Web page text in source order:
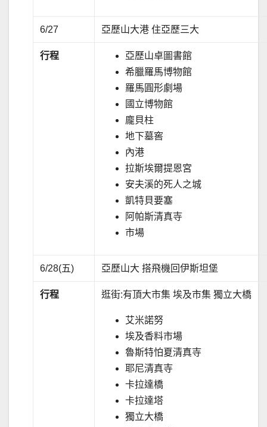
6/27 亞歷山大港 住亞歷三大
行程
亞歷山卓圖書館
希臘羅馬博物館
羅馬圓形劇場
國立博物館
龐貝柱
地下墓窖
內港
拉斯埃爾提恩宮
安夫溪的死人之城
凱特貝要塞
阿帕斯清真寺
市場
6/28(五) 亞歷山大 搭飛機回伊斯坦堡
行程 逛街:有頂大市集 埃及市集 獨立大橋
艾米諾努
埃及香料市場
魯斯特怕夏清真寺
耶尼清真寺
卡拉達橋
卡拉達塔
獨立大橋